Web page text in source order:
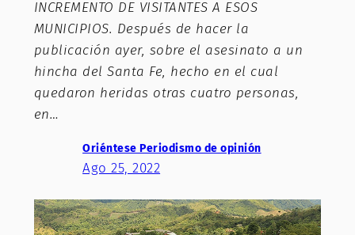
INCREMENTO DE VISITANTES A ESOS
MUNICIPIOS. Después de hacer la
publicación ayer, sobre el asesinato a un
hincha del Santa Fe, hecho en el cual
quedaron heridas otras cuatro personas,
en…
Oriéntese Periodismo de opinión
Ago 25, 2022